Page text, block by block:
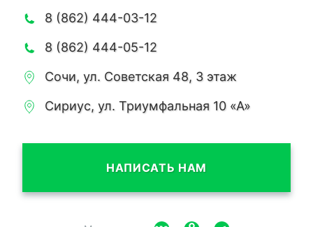
8 (862) 444-03-12
8 (862) 444-05-12
Сочи, ул. Советская 48, 3 этаж
Сириус, ул. Триумфальная 10 «А»
НАПИСАТЬ НАМ